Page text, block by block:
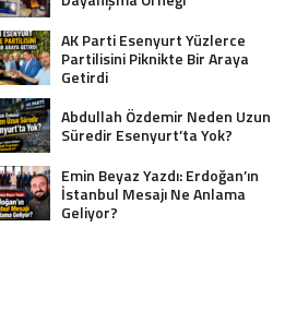
AK Parti Esenyurt Yüzlerce
Partilisini Piknikte Bir Araya
Getirdi
Abdullah Özdemir Neden Uzun
Süredir Esenyurt’ta Yok?
Emin Beyaz Yazdı: Erdoğan’ın
İstanbul Mesajı Ne Anlama
Geliyor?